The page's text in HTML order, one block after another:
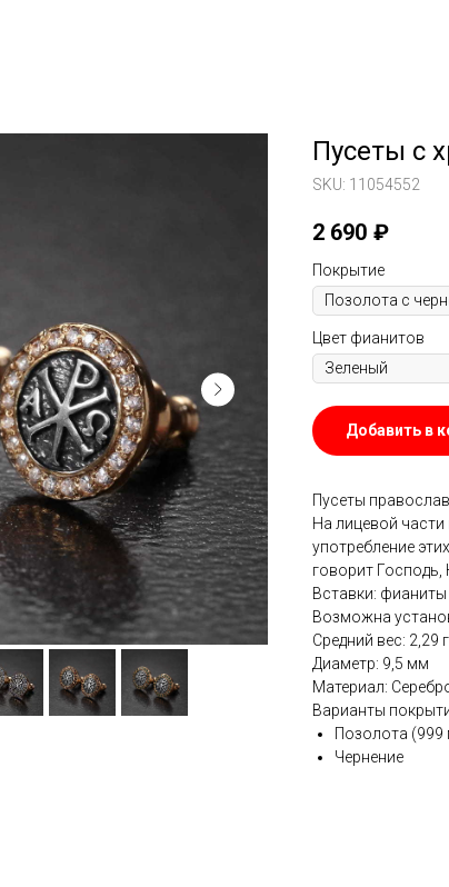
Пусеты с
SKU: 11054552
2 690 ₽
Покрытие
Цвет фианитов
Добавить в
Пусеты
На лицевой
употребление
говорит Господь,
Вставки:
Возможна
Средний вес: 2,29 г
Диаметр: 9,5 мм
Материал:
Варианты
Позолота (999
Чернение